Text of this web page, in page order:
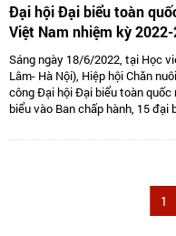
Đại hội Đại biểu toàn
Việt Nam nhiệm kỳ
Chăn nuôi gia súc lớn
Sáng ngày 18/6/2022, tại Học
Lâm- Hà Nội), Hiệp hội Chăn
công Đại hội Đại biểu toàn quốc
biểu vào Ban chấp hành, 15 đại
Chủ tịch kiêm Tổng thư kí và 05
1